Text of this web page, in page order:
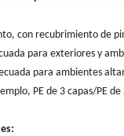
con recubrimiento de
para exteriores y
para ambientes
PE de 3 capas/PE